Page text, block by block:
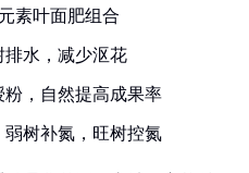
素叶面肥组合
水，减少沤花
粉，自然提高成果率
树补氮，旺树控氮